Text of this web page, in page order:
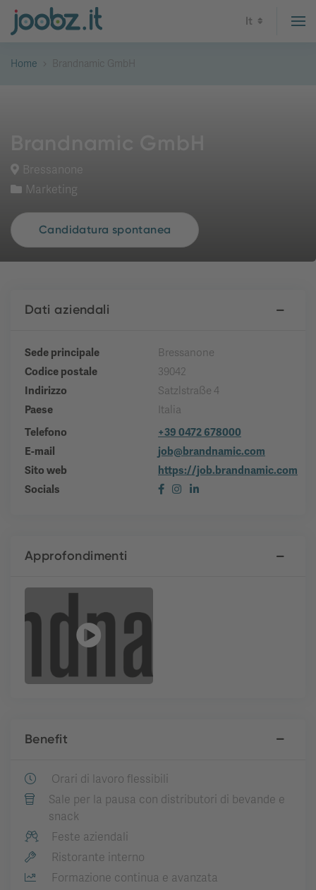
It
Home Brandnamic GmbH
Bressanone
Marketing
Candidatura spontanea
Dati aziendali
Sede principale
Bressanone
Codice postale
39042
Indirizzo
Satzlstraße 4
Paese
Italia
Telefono
+39 0472 678000
E-mail
job@brandnamic.com
Sito web
https://job.brandnamic.com
Socials
Approfondimenti
Benefit
Orari di lavoro flessibili
Sale per la pausa con distributori di bevande e
snack
Feste aziendali
Ristorante interno
Formazione continua e avanzata